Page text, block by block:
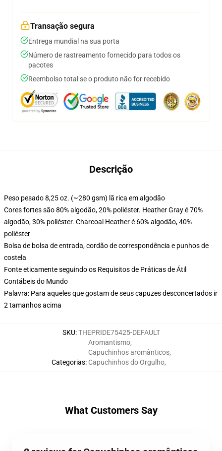
Transação segura
Entrega mundial na sua porta
Número de rastreamento fornecido para todos os
pacotes
Reembolso total se o produto não for recebido
Descrição
Peso pesado 8,25 oz. (~280 gsm) lã rica em algodão
Cores fortes são 80% algodão, 20% poliéster. Heather Gray é 70%
algodão, 30% poliéster. Charcoal Heather é 60% algodão, 40%
poliéster
Bolsa de bolsa de entrada, cordão de correspondência e punhos de
costela
Fonte eticamente seguindo os Requisitos de Práticas de Átil
Contábeis do Mundo
Palavra: Para aqueles que gostam de seus capuzes desconcertados ir
2 tamanhos acima
SKU:THEPRIDE75425-DEFAULT
Categorias:
Aromantismo,
Capuchinhos aromânticos,
Capuchinhos do Orgulho,
What Customers Say